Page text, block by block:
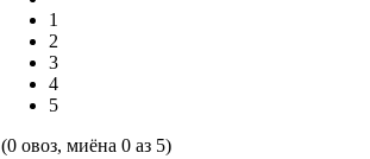
1
2
3
4
5
(0 овоз, миёна 0 аз 5)